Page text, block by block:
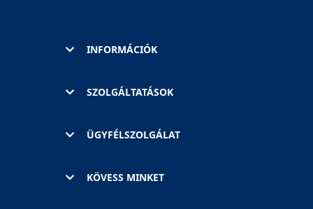
INFORMÁCIÓK
SZOLGÁLTATÁSOK
ÜGYFÉLSZOLGÁLAT
KÖVESS MINKET